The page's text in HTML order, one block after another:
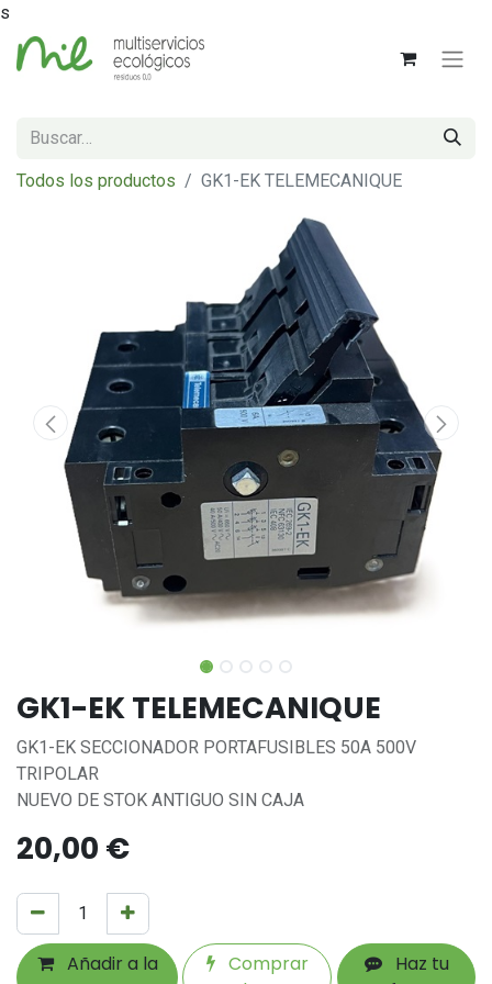
s
Todos los productos GK1-EK TELEMECANIQUE
GK1-EK TELEMECANIQUE
GK1-EK SECCIONADOR PORTAFUSIBLES 50A 500V
TRIPOLAR
NUEVO DE STOK ANTIGUO SIN CAJA
20,00 €
Añadir a la
Comprar
Haz tu